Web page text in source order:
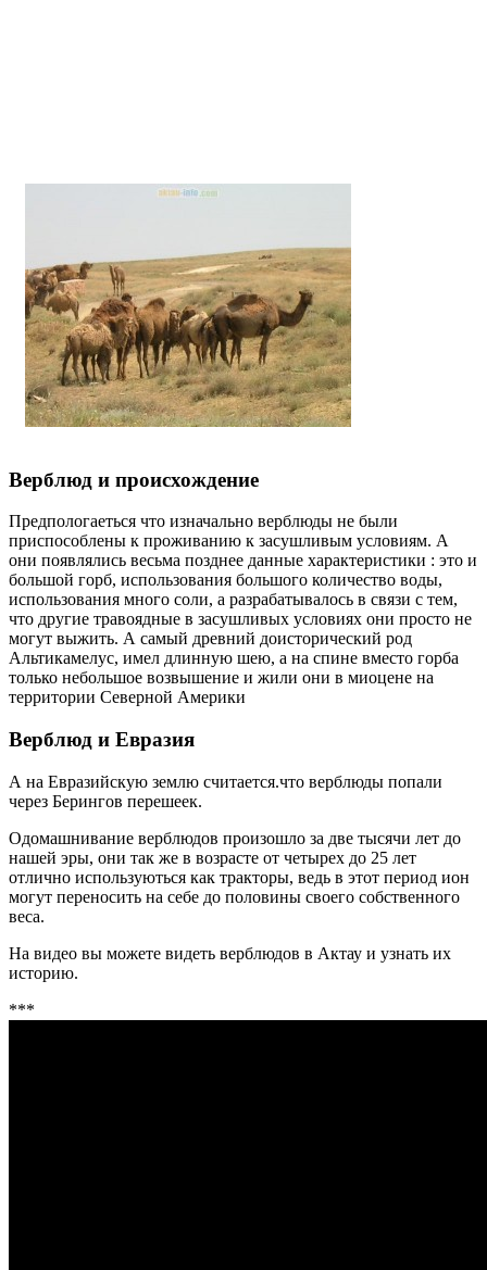
Верблюд и происхождение
Предпологаеться что изначально верблюды не были
приспособлены к проживанию к засушливым условиям. А
они появлялись весьма позднее данные характеристики : это и
большой горб, использования большого количество воды,
использования много соли, а разрабатывалось в связи с тем,
что другие травоядные в засушливых условиях они просто не
могут выжить. А самый древний доисторический род
Альтикамелус, имел длинную шею, а на спине вместо горба
только небольшое возвышение и жили они в миоцене на
территории Северной Америки
Верблюд и Евразия
А на Евразийскую землю считается.что верблюды попали
через Берингов перешеек.
Одомашнивание верблюдов произошло за две тысячи лет до
нашей эры, они так же в возрасте от четырех до 25 лет
отлично используються как тракторы, ведь в этот период ион
могут переносить на себе до половины своего собственного
веса.
На видео вы можете видеть верблюдов в Актау и узнать их
историю.
***